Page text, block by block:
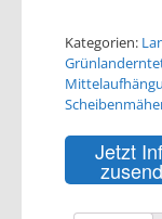
Kategorien:
Jetzt